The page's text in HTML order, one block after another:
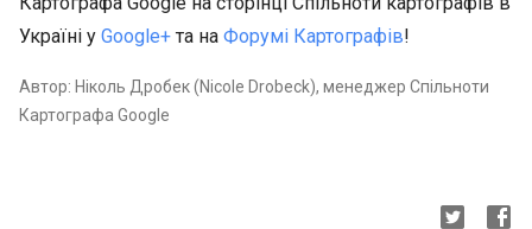
Україні у Google+ та на Форумі Картографів!
Автор: Ніколь Дробек (Nicole Drobeck), менеджер Спільноти
Картографа Google